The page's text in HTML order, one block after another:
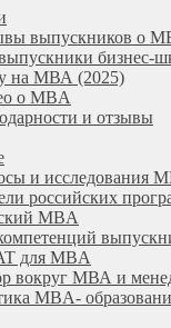
выпускников о
бизнес-
на МВА (2025)
о MBA
и отзывы
и исследования
российских
MBA
для MBA
вокруг МВА и
MBA-